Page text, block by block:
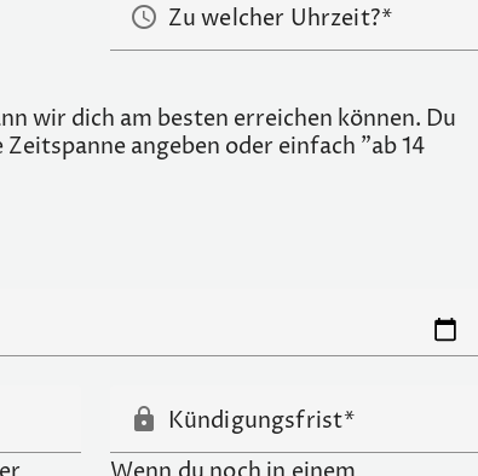
schedule Zu welcher Uhrzeit?
wir dich am besten erreichen können. Du
angeben oder einfach "ab 14
lock Kündigungsfrist